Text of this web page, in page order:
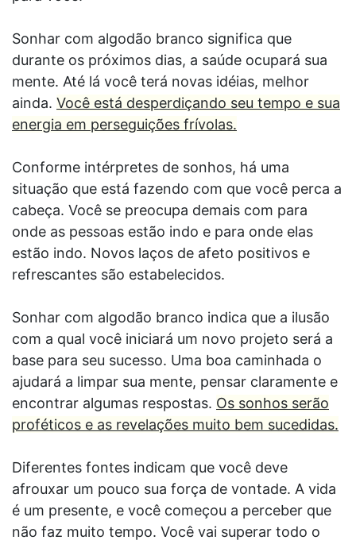
Sonhar com algodão branco significa que
durante os próximos dias, a saúde ocupará sua
mente. Até lá você terá novas idéias, melhor
ainda. Você está desperdiçando seu tempo e sua
energia em perseguições frívolas.
Conforme intérpretes de sonhos, há uma
situação que está fazendo com que você perca a
cabeça. Você se preocupa demais com para
onde as pessoas estão indo e para onde elas
estão indo. Novos laços de afeto positivos e
refrescantes são estabelecidos.
Sonhar com algodão branco indica que a ilusão
com a qual você iniciará um novo projeto será a
base para seu sucesso. Uma boa caminhada o
ajudará a limpar sua mente, pensar claramente e
encontrar algumas respostas. Os sonhos serão
proféticos e as revelações muito bem sucedidas.
Diferentes fontes indicam que você deve
afrouxar um pouco sua força de vontade. A vida
é um presente, e você começou a perceber que
não faz muito tempo. Você vai superar todo o